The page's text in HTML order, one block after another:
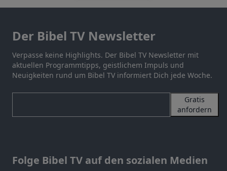
Der Bibel TV Newsletter
Verpasse keine Highlights. Der Bibel TV Newsletter mit
aktuellen Programmtipps, geistlichem Impuls und
Neuigkeiten rund um Bibel TV informiert Dich jede Woche.
Gratis
anfordern
Folge Bibel TV auf den sozialen Medien